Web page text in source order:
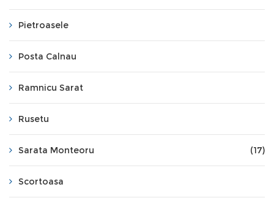
Pietroasele
Posta Calnau
Ramnicu Sarat
Rusetu
Sarata Monteoru (17)
Scortoasa